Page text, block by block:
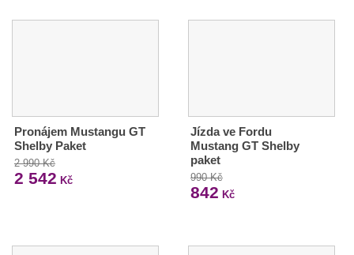
Pronájem Mustangu GT
Shelby Paket
2 990 Kč
2 542 Kč
Jízda ve Fordu
Mustang GT Shelby
paket
990 Kč
842 Kč